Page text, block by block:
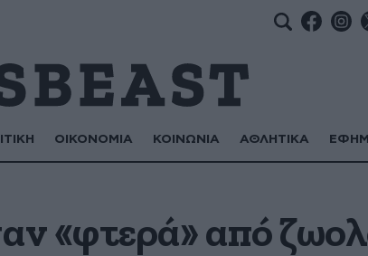
ΟΙΚΟΝΟΜΙΑ ΚΟΙΝΩΝΙΑ ΑΘΛΗΤΙΚΑ
«φτερά» από